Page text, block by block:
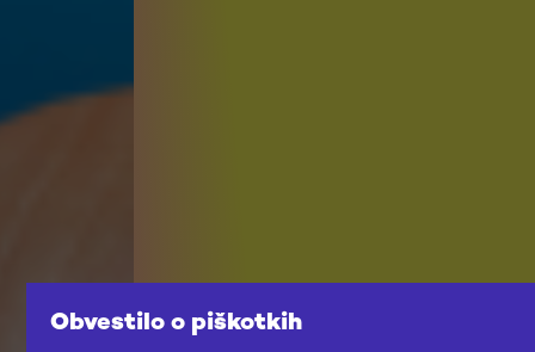
Obvestilo o piškotkih